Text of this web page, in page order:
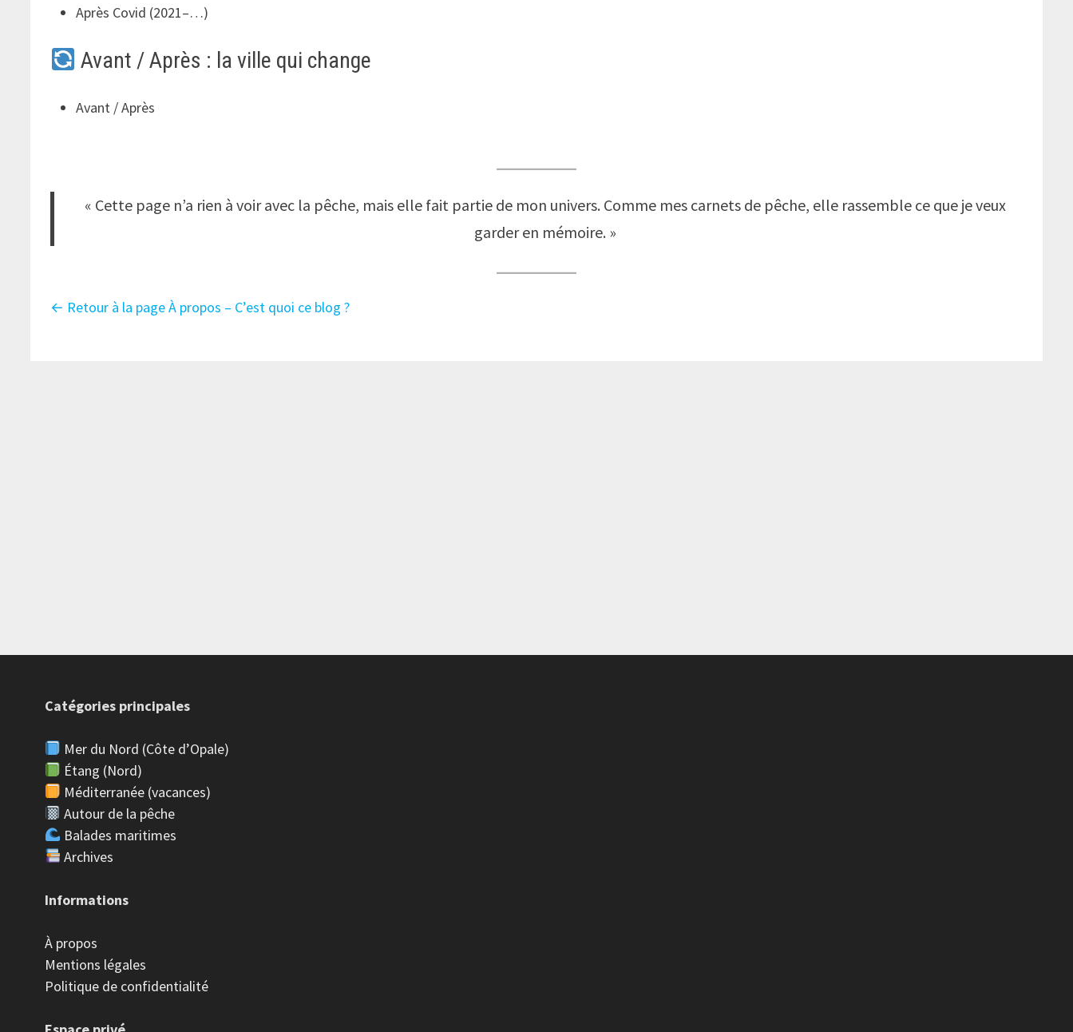
Après Covid (2021–…)
Avant / Après : la ville qui change
Avant / Après
« Cette page n’a rien à voir avec la pêche, mais elle fait partie de mon univers. Comme mes carnets de pêche, elle rassemble ce que je veux
garder en mémoire. »
← Retour à la page À propos – C’est quoi ce blog ?
Catégories principales
Mer du Nord (Côte d’Opale)
Étang (Nord)
Méditerranée (vacances)
Autour de la pêche
Balades maritimes
Archives
Informations
À propos
Mentions légales
Politique de confidentialité